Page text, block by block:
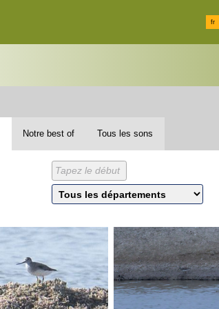
fr
Notre best of Tous les sons